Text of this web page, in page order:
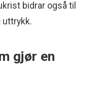
bidrar også til
uttrykk.
gjør en